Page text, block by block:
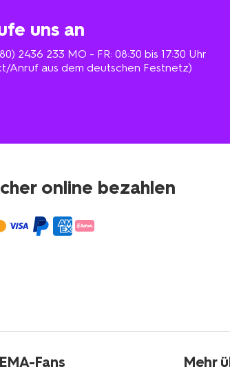
uns an
2436 233 MO - FR: 08:30 bis 17:30 Uhr
Anruf aus dem deutschen Festnetz)
online bezahlen
Fans Mehr